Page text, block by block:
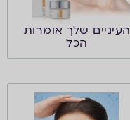
העיניים שלך אומרות
הכל